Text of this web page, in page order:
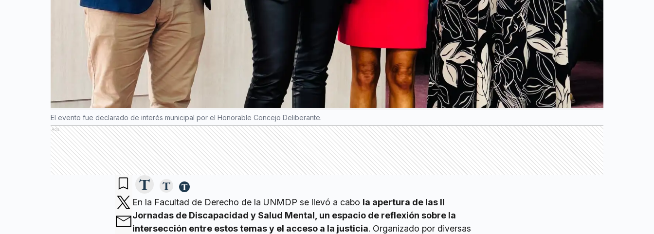
El evento fue declarado de interés municipal por el Honorable Concejo Deliberante.
Ads
En la Facultad de Derecho de la UNMDP se llevó a cabo la apertura de las II
Jornadas de Discapacidad y Salud Mental, un espacio de reflexión sobre la
intersección entre estos temas y el acceso a la justicia. Organizado por diversas